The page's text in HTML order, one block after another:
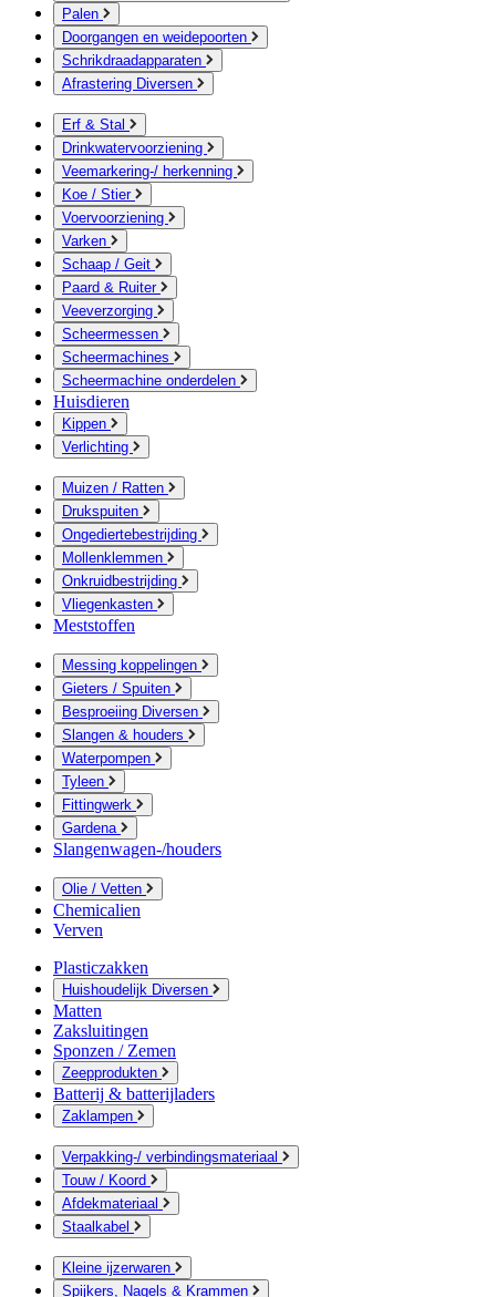
Palen
Doorgangen en weidepoorten
Schrikdraadapparaten
Afrastering Diversen
Erf & Stal
Drinkwatervoorziening
Veemarkering-/ herkenning
Koe / Stier
Voervoorziening
Varken
Schaap / Geit
Paard & Ruiter
Veeverzorging
Scheermessen
Scheermachines
Scheermachine onderdelen
Huisdieren
Kippen
Verlichting
Muizen / Ratten
Drukspuiten
Ongediertebestrijding
Mollenklemmen
Onkruidbestrijding
Vliegenkasten
Meststoffen
Messing koppelingen
Gieters / Spuiten
Besproeiing Diversen
Slangen & houders
Waterpompen
Tyleen
Fittingwerk
Gardena
Slangenwagen-/houders
Olie / Vetten
Chemicalien
Verven
Plasticzakken
Huishoudelijk Diversen
Matten
Zaksluitingen
Sponzen / Zemen
Zeepprodukten
Batterij & batterijladers
Zaklampen
Verpakking-/ verbindingsmateriaal
Touw / Koord
Afdekmateriaal
Staalkabel
Kleine ijzerwaren
Spijkers, Nagels & Krammen